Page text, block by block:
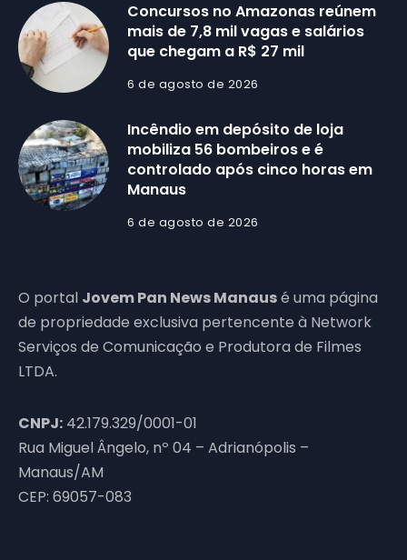
Concursos no Amazonas reúnem
mais de 7,8 mil vagas e salários
que chegam a R$ 27 mil
6 de agosto de 2026
Incêndio em depósito de loja
mobiliza 56 bombeiros e é
controlado após cinco horas em
Manaus
6 de agosto de 2026
O portal Jovem Pan News Manausé uma página
de propriedade exclusiva pertencente à Network
Serviços de Comunicação e Produtora de Filmes
LTDA.
CNPJ: 42.179.329/0001-01
Rua Miguel Ângelo, nº 04 – Adrianópolis –
Manaus/AM
CEP: 69057-083